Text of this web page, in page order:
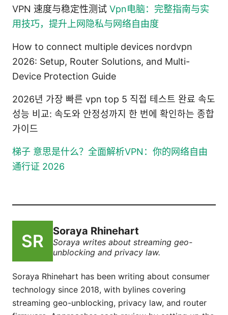
VPN 速度与稳定性测试 Vpn电脑：完整指南与实
用技巧，提升上网隐私与网络自由度
How to connect multiple devices nordvpn
2026: Setup, Router Solutions, and Multi-
Device Protection Guide
2026년 가장 빠른 vpn top 5 직접 테스트 완료 속도
성능 비교: 속도와 안정성까지 한 번에 확인하는 종합
가이드
梯子 意思是什么？全面解析VPN：你的网络自由
通行证 2026
Soraya Rhinehart
Soraya writes about streaming geo-
unblocking and privacy law.
Soraya Rhinehart has been writing about consumer
technology since 2018, with bylines covering
streaming geo-unblocking, privacy law, and router